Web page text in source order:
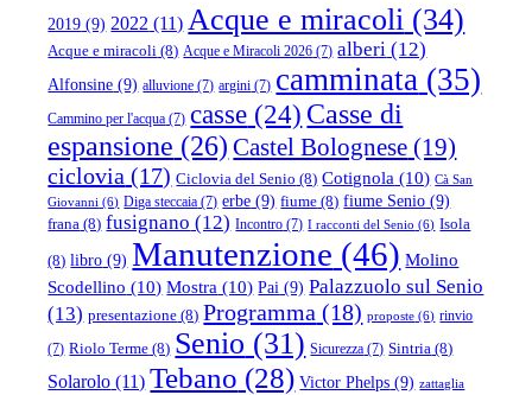
2019 (9) 2022 (11) Acque e miracoli (34)
Acque e miracoli (8) Acque e Miracoli 2026 (7) alberi (12)
Alfonsine (9) alluvione (7) argini (7) camminata (35)
Cammino per l'acqua (7) casse (24) Casse di
espansione (26) Castel Bolognese (19)
ciclovia (17) Ciclovia del Senio (8) Cotignola (10) Cà San
Giovanni (6) Diga steccaia (7) erbe (9) fiume (8) fiume Senio (9)
frana (8) fusignano (12) Incontro (7) I racconti del Senio (6) Isola
(8) libro (9) Manutenzione (46) Molino
Scodellino (10) Mostra (10) Pai (9) Palazzuolo sul Senio
(13) presentazione (8) Programma (18) proposte (6) rinvio
(7) Riolo Terme (8) Senio (31) Sicurezza (7) Sintria (8)
Solarolo (11) Tebano (28) Victor Phelps (9) zattaglia